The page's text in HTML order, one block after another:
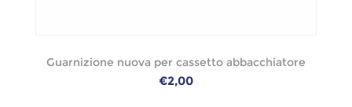
Guarnizione nuova per cassetto abbacchiatore
€2,00